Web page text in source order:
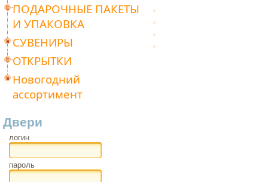
ПОДАРОЧНЫЕ ПАКЕТЫ
И УПАКОВКА
СУВЕНИРЫ
ОТКРЫТКИ
Новогодний
ассортимент
Двери
логин
пароль